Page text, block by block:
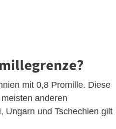
mit 0,8 Promille. Diese
anderen
Ungarn und Tschechien gilt